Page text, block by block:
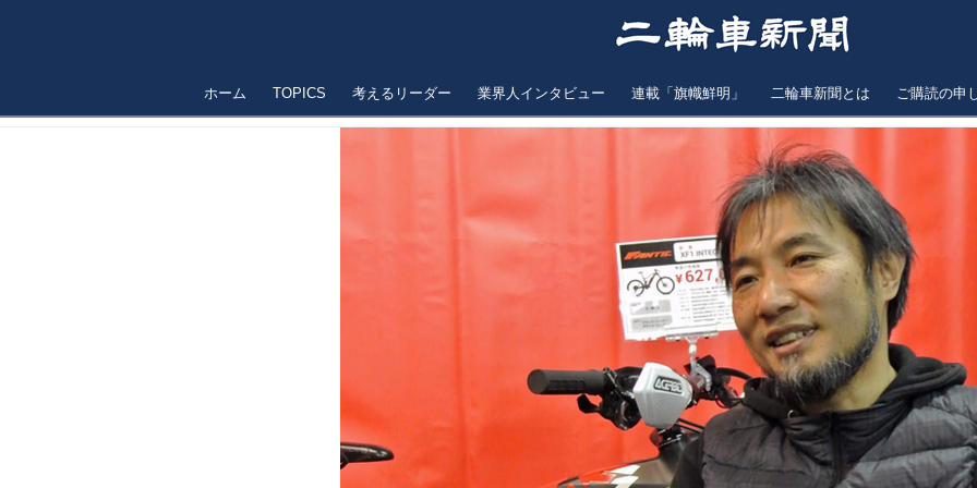
ホーム TOPICS 考えるリーダー 業界人インタビュー 連載「旗幟鮮明」 二輪車新聞とは ご購読の申